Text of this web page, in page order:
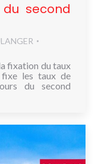
second
fixation du taux
fixe les taux de
du second